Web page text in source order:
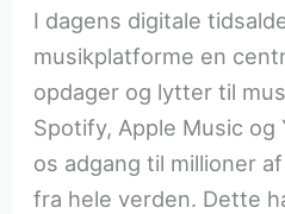
I dagens digitale
musikplatforme en
opdager og lytter til
Spotify, Apple Music og
os adgang til millioner
fra hele verden. Dette